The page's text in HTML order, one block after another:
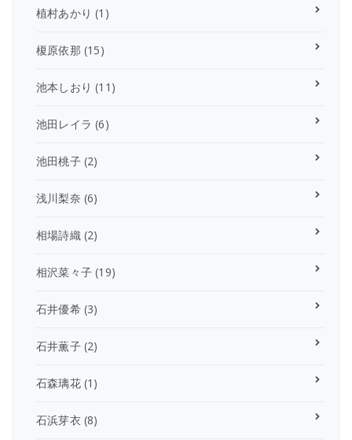
植村あかり (1)
榎原依那 (15)
池本しおり (11)
池田レイラ (6)
池田桃子(2)
浅川梨奈 (6)
相場詩織 (2)
相沢菜々子 (19)
石井優希(3)
石井薫子(2)
石森璃花(1)
石浜芽衣 (8)